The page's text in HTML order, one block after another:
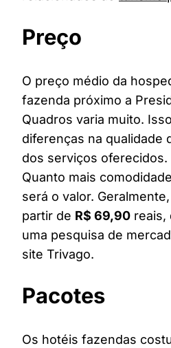
Preço
O preço médio da
fazenda próximo a
Quadros varia muito.
diferenças na qualidade
dos serviços oferecidos.
Quanto mais
será o valor.
partir de R$ 69,90 reais,
uma pesquisa de
site Trivago.
Pacotes
Os hotéis fazendas